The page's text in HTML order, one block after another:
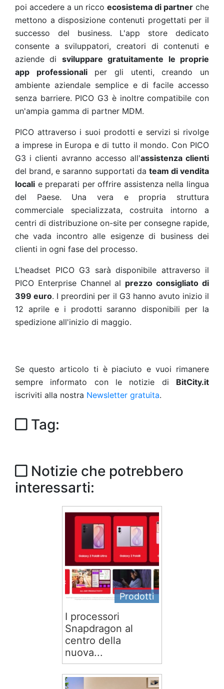
poi accedere a un ricco ecosistema di partner che
mettono a disposizione contenuti progettati per il
successo del business. L'app store dedicato
consente a sviluppatori, creatori di contenuti e
aziende di sviluppare gratuitamente le proprie
app professionaliper gli utenti, creando un
ambiente aziendale semplice e di facile accesso
senza barriere. PICO G3 è inoltre compatibile con
un'ampia gamma di partner MDM.
PICO attraverso i suoi prodotti e servizi si rivolge
a imprese in Europa e di tutto il mondo. Con PICO
G3 i clienti avranno accesso all'assistenza clienti
del brand, e saranno supportati da team di vendita
locali e preparati per offrire assistenza nella lingua
del Paese. Una vera e propria struttura
commerciale specializzata, costruita intorno a
centri di distribuzione on-site per consegne rapide,
che vada incontro alle esigenze di business dei
clienti in ogni fase del processo.
L’headset PICO G3 sarà disponibile attraverso il
PICO Enterprise Channel al prezzo consigliato di
399 euro. I preordini per il G3 hanno avuto inizio il
12 aprile e i prodotti saranno disponibili per la
spedizione all'inizio di maggio.
Se questo articolo ti è piaciuto e vuoi rimanere
sempre informato con le notizie di BitCity.it
iscriviti alla nostra Newsletter gratuita.
Tag:
Notizie che potrebbero
interessarti:
Prodotti
I processori
Snapdragon al
centro della
nuova...